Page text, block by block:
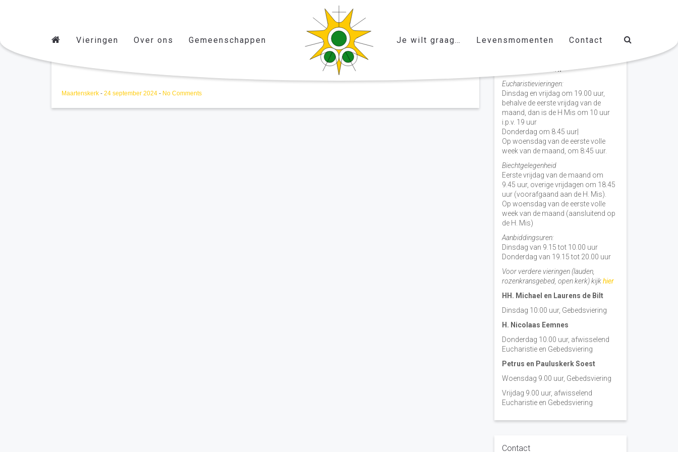
Vieringen Over ons Gemeenschappen Je wilt graag… Levensmomenten Contact
Maartenskerk - 24 september 2024 - No Comments
Vieringen door de week
H. Nicolaas Baarn
Eucharistievieringen:
Dinsdag en vrijdag om 19.00 uur,
behalve de eerste vrijdag van de
maand, dan is de H Mis om 10 uur
i.p.v. 19 uur
Donderdag om 8.45 uur|
Op woensdag van de eerste volle
week van de maand, om 8:45 uur.
Biechtgelegenheid
Eerste vrijdag van de maand om
9.45 uur, overige vrijdagen om 18.45
uur (voorafgaand aan de H. Mis).
Op woensdag van de eerste volle
week van de maand (aansluitend op
de H. Mis)
Aanbiddingsuren:
Dinsdag van 9.15 tot 10.00 uur
Donderdag van 19.15 tot 20.00 uur
Voor verdere vieringen (lauden,
rozenkransgebed, open kerk) kijkhier
HH. Michael en Laurens de Bilt
Dinsdag 10:00 uur, Gebedsviering
H. Nicolaas Eemnes
Donderdag 10.00 uur, afwisselend
Eucharistie en Gebedsviering
Petrus en Pauluskerk Soest
Woensdag 9.00 uur, Gebedsviering
Vrijdag 9.00 uur, afwisselend
Eucharistie en Gebedsviering
Contact